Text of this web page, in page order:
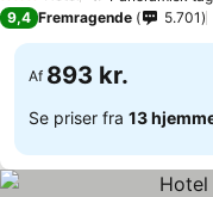
9,4 Fremragende 5.701
Af 893 kr.
Se priser fra 13